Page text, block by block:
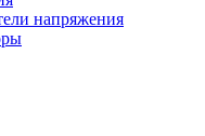
напряжения